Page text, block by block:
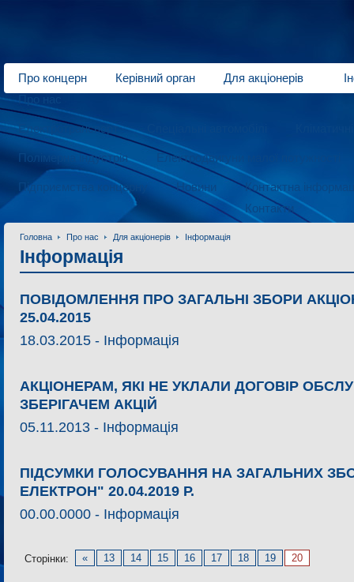
Про концерн Керівний орган Для акціонерів
Про нас
Електротранспорт
Полімерна індустрія Електродвигуни малої потужності
Підприємства концерну Новини
Контактна
Контакти
Головна Про нас Для акціонерів Інформація
Інформація
ПОВІДОМЛЕННЯ ПРО ЗАГАЛЬНІ ЗБОРИ
25.04.2015
18.03.2015 - Інформація
АКЦІОНЕРАМ, ЯКІ НЕ УКЛАЛИ ДОГОВІР
ЗБЕРІГАЧЕМ АКЦІЙ
05.11.2013 - Інформація
ПІДСУМКИ ГОЛОСУВАННЯ НА ЗАГАЛЬНИХ
ЕЛЕКТРОН" 20.04.2019 Р.
00.00.0000 - Інформація
Сторінки: « 13 14 15 16 17 18 19 20